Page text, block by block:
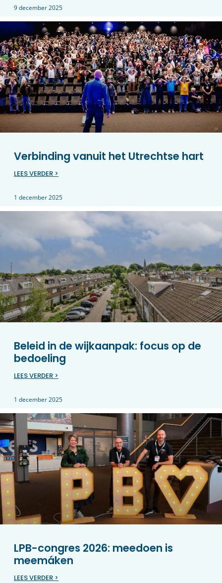
9 december 2025
Verbinding vanuit het Utrechtse hart
LEES VERDER >
1 december 2025
Beleid in de wijkaanpak: focus op de
bedoeling
LEES VERDER >
1 december 2025
LPB-congres 2026: meedoen is
meemáken
LEES VERDER >